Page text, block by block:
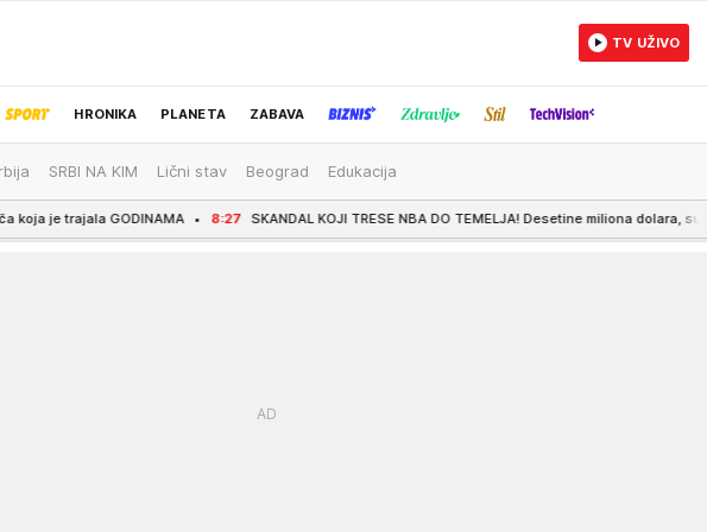
HRONIKA PLANETA ZABAVA
IZBOR UREDNIKA
TV UŽIVO
SRBI NA KIM Lični stav Beograd Edukacija
8:27 SKANDAL KOJI TRESE NBA DO TEMELJA! Desetine miliona dolara, sumnjivi dogovori i